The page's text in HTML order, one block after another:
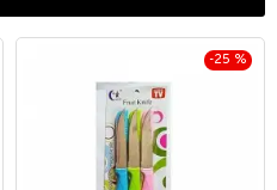
-40 %